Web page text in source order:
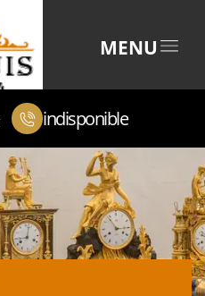
MENU
indisponible